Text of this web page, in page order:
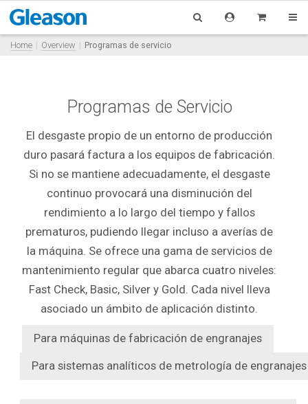
Home Overview Programas de servicio
Programas de Servicio
El desgaste propio de un entorno de producción
duro pasará factura a los equipos de fabricación.
Si no se mantiene adecuadamente, el desgaste
continuo provocará una disminución del
rendimiento a lo largo del tiempo y fallos
prematuros, pudiendo llegar incluso a averías de
la máquina. Se ofrece una gama de servicios de
mantenimiento regular que abarca cuatro niveles:
Fast Check, Basic, Silver y Gold. Cada nivel lleva
asociado un ámbito de aplicación distinto.
Para máquinas de fabricación de engranajes
Para sistemas analíticos de metrología de engranajes